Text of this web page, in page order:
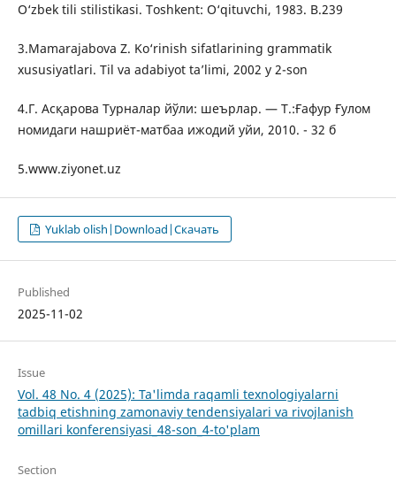
O‘zbek tili stilistikasi. Toshkent: O‘qituvchi, 1983. B.239
3.Mamarajabova Z. Ko‘rinish sifatlarining grammatik
xususiyatlari. Til va adabiyot ta’limi, 2002 y 2-son
4.Г. Асқарова Турналар йўли: шеърлар. — Т.:Ғафур Ғулом
номидаги нашриёт-матбаа ижодий уйи, 2010. - 32 б
5.www.ziyonet.uz
Yuklab olish|Download|Скачать
Published
2025-11-02
Issue
Vol. 48 No. 4 (2025): Ta'limda raqamli texnologiyalarni
tadbiq etishning zamonaviy tendensiyalari va rivojlanish
omillari konferensiyasi_48-son_4-to'plam
Section